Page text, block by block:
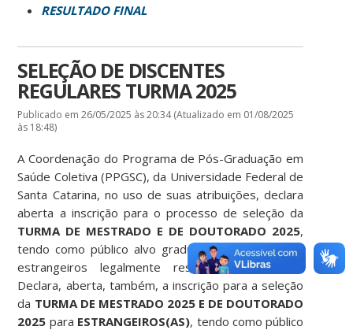
RESULTADO FINAL
SELEÇÃO DE DISCENTES
REGULARES TURMA 2025
Publicado em 26/05/2025 às 20:34 (Atualizado em 01/08/2025
às 18:48)
A Coordenação do Programa de Pós-Graduação em
Saúde Coletiva (PPGSC), da Universidade Federal de
Santa Catarina, no uso de suas atribuições, declara
aberta a inscrição para o processo de seleção da
TURMA DE MESTRADO E DE DOUTORADO 2025,
tendo como público alvo graduados, brasileiros ou
estrangeiros legalmente residentes no Brasil.
Declara, aberta, também, a inscrição para a seleção
da TURMA DE MESTRADO 2025 E DE DOUTORADO
2025 para ESTRANGEIROS(AS), tendo como público